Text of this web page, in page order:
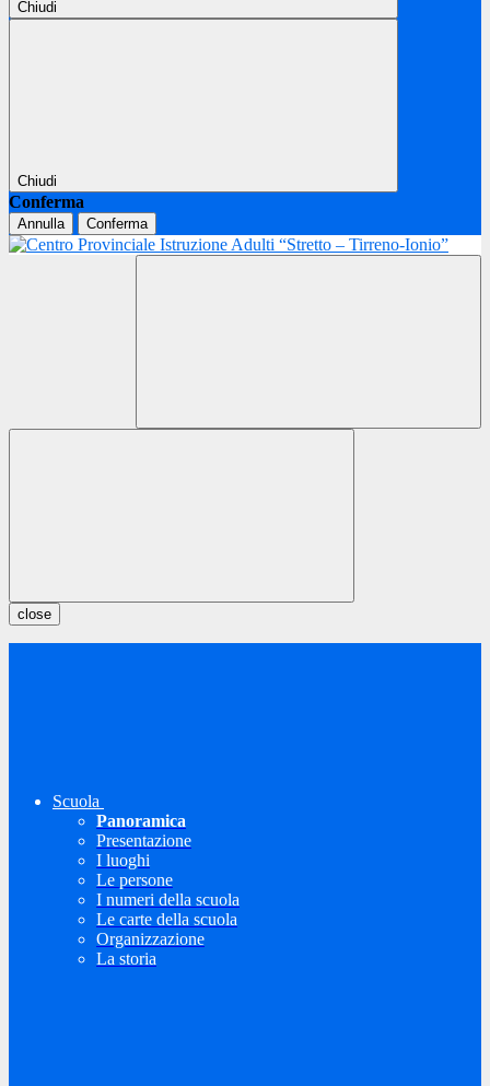
Chiudi
Chiudi
Conferma
Annulla Conferma
close
Scuola
Panoramica
Presentazione
I luoghi
Le persone
I numeri della scuola
Le carte della scuola
Organizzazione
La storia